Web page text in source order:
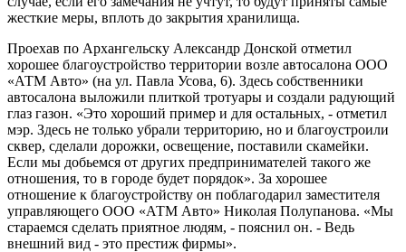
жесткие меры, вплоть до закрытия хранилища.
Проехав по Архангельску Александр Донской отметил
хорошее благоустройство территории возле автосалона ООО
«АТМ Авто» (на ул. Павла Усова, 6). Здесь собственники
автосалона выложили плиткой тротуары и создали радующий
глаз газон. «Это хороший пример и для остальных, - отметил
мэр. Здесь не только убрали территорию, но и благоустроили
сквер, сделали дорожки, освещение, поставили скамейки.
Если мы добьемся от других предпринимателей такого же
отношения, то в городе будет порядок». За хорошее
отношение к благоустройству он поблагодарил заместителя
управляющего ООО «АТМ Авто» Николая Полупанова. «Мы
стараемся сделать приятное людям, - пояснил он. - Ведь
внешний вид - это престиж фирмы».